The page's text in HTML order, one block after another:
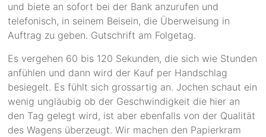
und biete an sofort bei der Bank anzurufen und
telefonisch, in seinem Beisein, die Überweisung in
Auftrag zu geben. Gutschrift am Folgetag.
Es vergehen 60 bis 120 Sekunden, die sich wie Stunden
anfühlen und dann wird der Kauf per Handschlag
besiegelt. Es fühlt sich grossartig an. Jochen schaut ein
wenig ungläubig ob der Geschwindigkeit die hier an
den Tag gelegt wird, ist aber ebenfalls von der Qualität
des Wagens überzeugt. Wir machen den Papierkram